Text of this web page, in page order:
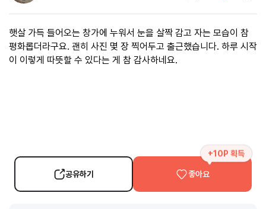
햇살 가득 들어오는 창가에 누워서 눈을 살짝 감고 자는 모습이 참
평화롭더라구요. 괜히 사진 몇 장 찍어두고 출근했습니다. 하루 시작
이 이렇게 따뜻할 수 있다는 게 참 감사하네요.
공유하기
+10P 획득
좋아요